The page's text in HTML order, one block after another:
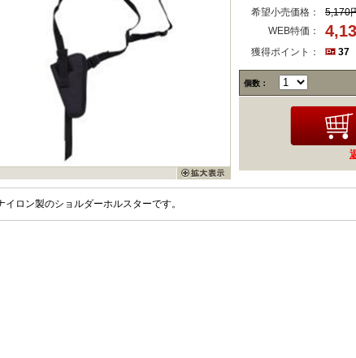
希望小売価格：
5,170
WEB特価：
獲得ポイント：
37
個数：
イロン製のショルダーホルスターです。